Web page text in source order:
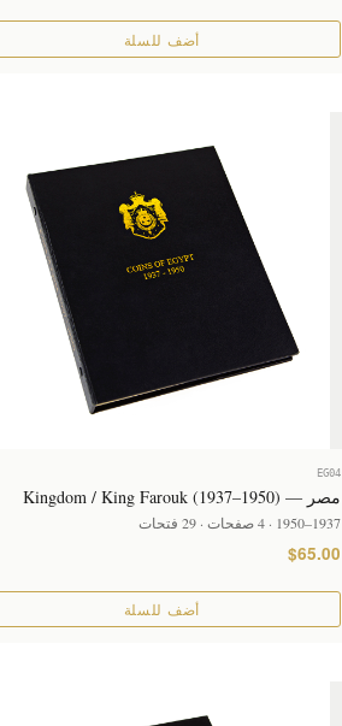
أضف للسلة
EG04
مصر — Kingdom / King Farouk (1937–1950)
1937–1950 · 4 صفحات · 29 فتحات
$65.00
أضف للسلة